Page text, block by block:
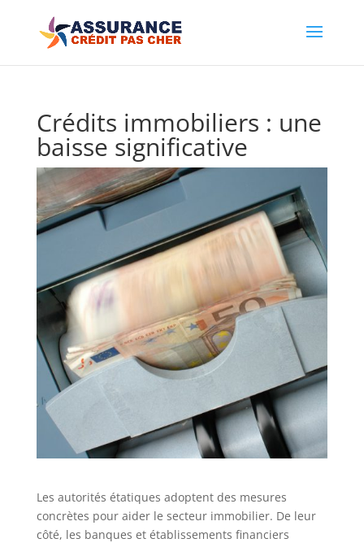
Crédits immobiliers : une
baisse significative
Les autorités étatiques adoptent des mesures
concrètes pour aider le secteur immobilier. De leur
côté, les banques et établissements financiers